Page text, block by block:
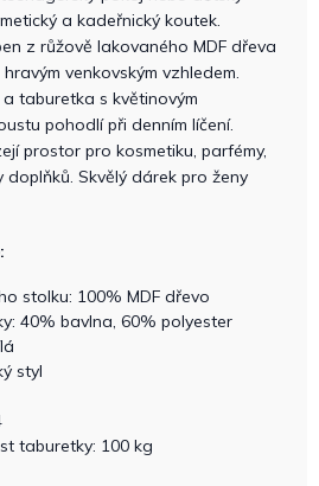
a kadeřnický koutek.
z růžově lakovaného MDF dřeva
venkovským vzhledem.
taburetka s květinovým
pohodlí při denním líčení.
prostor pro kosmetiku, parfémy,
doplňků. Skvělý dárek pro ženy
stolku: 100% MDF dřevo
40% bavlna, 60% polyester
styl
taburetky: 100 kg